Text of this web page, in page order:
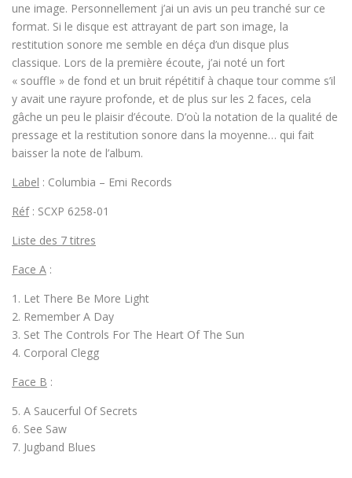
une image. Personnellement j’ai un avis un peu tranché sur ce
format. Si le disque est attrayant de part son image, la
restitution sonore me semble en déça d’un disque plus
classique. Lors de la première écoute, j’ai noté un fort
« souffle » de fond et un bruit répétitif à chaque tour comme s’il
y avait une rayure profonde, et de plus sur les 2 faces, cela
gâche un peu le plaisir d’écoute. D’où la notation de la qualité de
pressage et la restitution sonore dans la moyenne… qui fait
baisser la note de l’album.
Label : Columbia – Emi Records
Réf: SCXP 6258-01
Liste des 7 titres
Face A :
1. Let There Be More Light
2. Remember A Day
3. Set The Controls For The Heart Of The Sun
4. Corporal Clegg
Face B :
5. A Saucerful Of Secrets
6. See Saw
7. Jugband Blues